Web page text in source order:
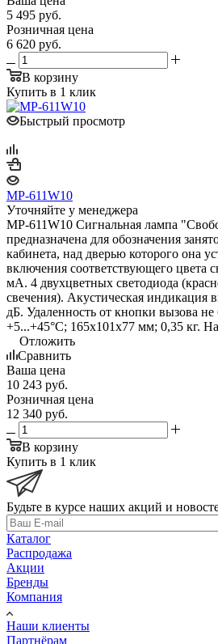
5 495 руб.
Розничная цена
6 620 руб.
В корзину
Купить в 1 клик
Быстрый просмотр
MP-611W10
Уточняйте у менеджера
MP-611W10 Сигнальная лампа
предназначена для обозначения
кабинета, над дверью которого она
включения соответствующего цвета
мА. 4 двухцветных светодиода
свечения). Акустическая индикация
дБ. Удаленность от кнопки вызова
+5...+45°C; 165х101х77 мм; 0,35 кг.
Отложить
Сравнить
Ваша цена
10 243 руб.
Розничная цена
12 340 руб.
В корзину
Купить в 1 клик
Будьте в курсе наших акций и
Каталог
Распродажа
Акции
Бренды
Компания
Наши клиенты
Партнёрам